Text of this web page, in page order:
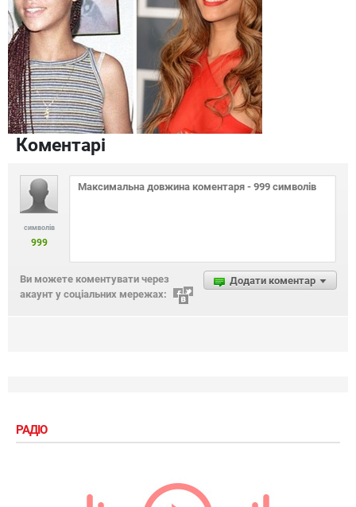
Коментарі
символів
999
Додати коментар
Ви можете коментувати через
акаунт у соціальних мережах:
РАДІО